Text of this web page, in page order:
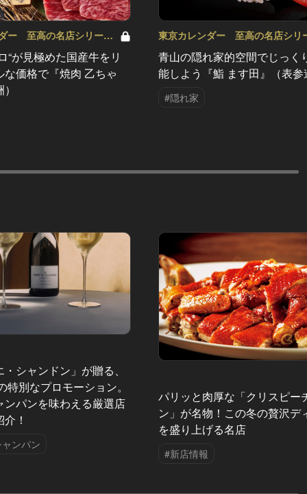
ー 至高の名店シリーズ
“が見極めた国産牛をリ
な価格で『焼肉 乙ちゃ
東京カレンダー 至高の名店シリ
Vol.40
青山の隠れ家的空間でじっく
能しよう『鮨 ます田』（表参
#隠れ家
シャンドン」が贈る、
特別なプロモーション。
ンパンを味わえる厳選店
！
ンパン
パリッと肉厚な「クリスピー
ン」が名物！この冬の贅沢デ
を盛り上げる名店
#新店情報